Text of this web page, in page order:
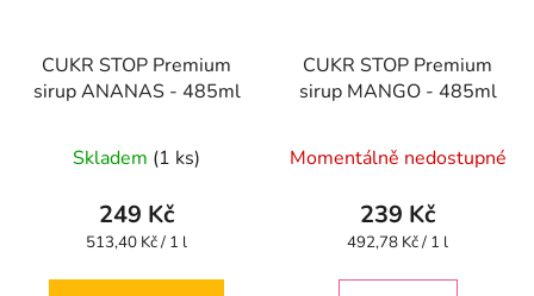
CUKR STOP Premium
sirup ANANAS - 485ml
Skladem (1 ks)
249 Kč
Měrná
513,40 Kč / 1 l
CUKR STOP Premium
sirup MANGO - 485ml
Momentálně nedostupné
239 Kč
Měrná
492,78 Kč / 1 l